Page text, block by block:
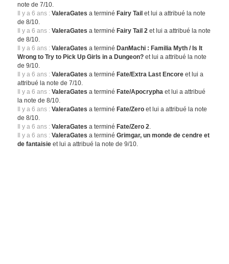
note de 7/10.
Il y a 6 ans : ValeraGates a terminé Fairy Tail et lui a attribué la note
de 8/10.
Il y a 6 ans : ValeraGates a terminé Fairy Tail 2 et lui a attribué la note
de 8/10.
Il y a 6 ans : ValeraGates a terminé DanMachi : Familia Myth / Is It
Wrong to Try to Pick Up Girls in a Dungeon? et lui a attribué la note
de 9/10.
Il y a 6 ans : ValeraGates a terminé Fate/Extra Last Encore et lui a
attribué la note de 7/10.
Il y a 6 ans : ValeraGates a terminé Fate/Apocrypha et lui a attribué
la note de 8/10.
Il y a 6 ans : ValeraGates a terminé Fate/Zero et lui a attribué la note
de 8/10.
Il y a 6 ans : ValeraGates a terminé Fate/Zero 2.
Il y a 6 ans : ValeraGates a terminéGrimgar, un monde de cendre et
de fantaisie et lui a attribué la note de 9/10.